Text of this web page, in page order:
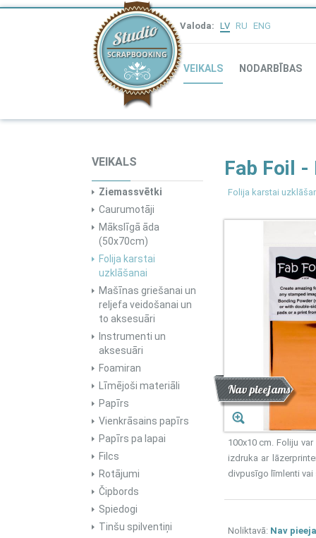
Valoda: LV RU ENG
VEIKALS NODARBĪBAS
VEIKALS
Ziemassvētki
Caurumotāji
Mākslīgā āda
(50x70cm)
Folija karstai
uzklāšanai
Mašīnas griešanai un
reljefa veidošanai un
to aksesuāri
Instrumenti un
aksesuāri
Foamiran
Līmējoši materiāli
Papīrs
Vienkrāsains papīrs
Papīrs pa lapai
Filcs
Rotājumi
Čipbords
Spiedogi
Tinšu spilventiņi
Fab Foil -
Folija karstai
Atlaide
Jaunums
Nav pieejams
100x10 cm. Foliju
izdruka ar
divpusīgo līmlenti vai
Noliktavā: Nav